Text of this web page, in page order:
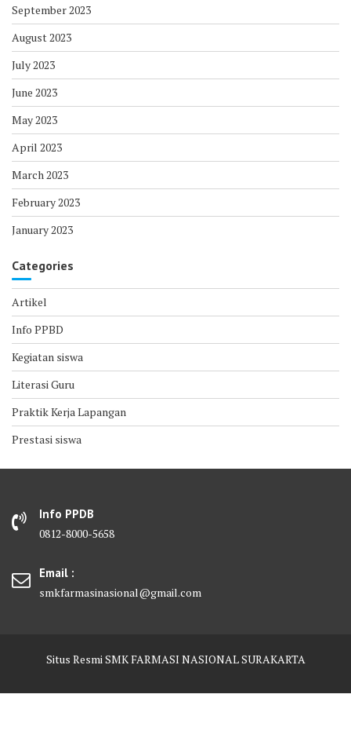
September 2023
August 2023
July 2023
June 2023
May 2023
April 2023
March 2023
February 2023
January 2023
Categories
Artikel
Info PPBD
Kegiatan siswa
Literasi Guru
Praktik Kerja Lapangan
Prestasi siswa
Info PPDB
0812-8000-5658
Email :
smkfarmasinasional@gmail.com
Situs Resmi SMK FARMASI NASIONAL SURAKARTA